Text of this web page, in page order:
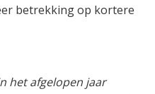
betrekking op kortere
het afgelopen jaar